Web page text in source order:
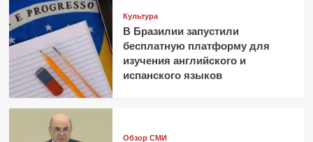
Китай
в
случае
ограничений
со
стороны
ЕС
Культура
В Бразилии запустили
бесплатную платформу для
изучения английского и
испанского языков
Обзор СМИ